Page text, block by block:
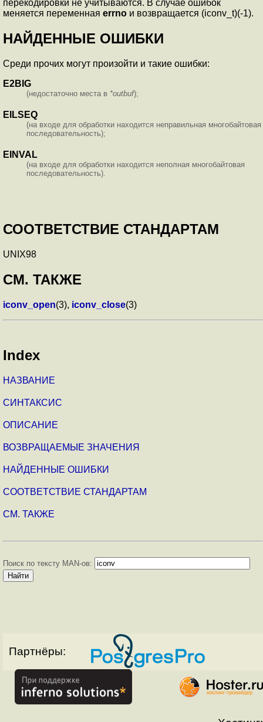
перекодировки не учитываются. В случае ошибок
меняется переменная errno и возвращается (iconv_t)(-1).
НАЙДЕННЫЕ ОШИБКИ
Среди прочих могут произойти и такие ошибки:
E2BIG
(недостаточно места в *outbuf);
EILSEQ
(на входе для обработки находится неправильная многобайтовая
последовательность);
EINVAL
(на входе для обработки находится неполная многобайтовая
последовательность).
СООТВЕТСТВИЕ СТАНДАРТАМ
UNIX98
СМ. ТАКЖЕ
iconv_open(3), iconv_close(3)
Index
НАЗВАНИЕ
СИНТАКСИС
ОПИСАНИЕ
ВОЗВРАЩАЕМЫЕ ЗНАЧЕНИЯ
НАЙДЕННЫЕ ОШИБКИ
СООТВЕТСТВИЕ СТАНДАРТАМ
СМ. ТАКЖЕ
Поиск по тексту MAN-ов:
Партнёры: